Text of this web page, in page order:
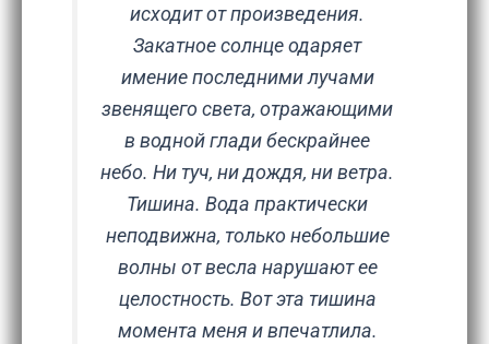
исходит от произведения.
Закатное солнце одаряет
имение последними лучами
звенящего света, отражающими
в водной глади бескрайнее
небо. Ни туч, ни дождя, ни ветра.
Тишина. Вода практически
неподвижна, только небольшие
волны от весла нарушают ее
целостность. Вот эта тишина
момента меня и впечатлила.